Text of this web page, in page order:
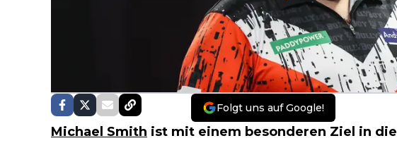
Folgt uns auf Google!
Michael Smith ist mit einem besonderen Ziel in die